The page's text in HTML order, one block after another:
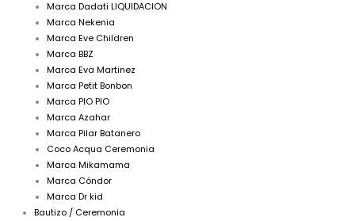
Marca Dadati LIQUIDACION
Marca Nekenia
Marca Eve Children
Marca BBZ
Marca Eva Martinez
Marca Petit Bonbon
Marca PIO PIO
Marca Azahar
Marca Pilar Batanero
Coco Acqua Ceremonia
Marca Mikamama
Marca Cóndor
Marca Dr kid
Bautizo / Ceremonia